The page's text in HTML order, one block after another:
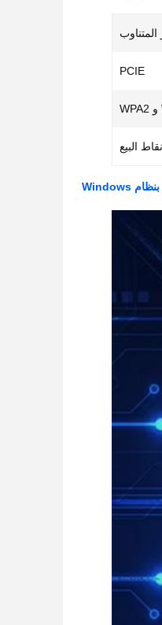
PCIE
نقاط البيع